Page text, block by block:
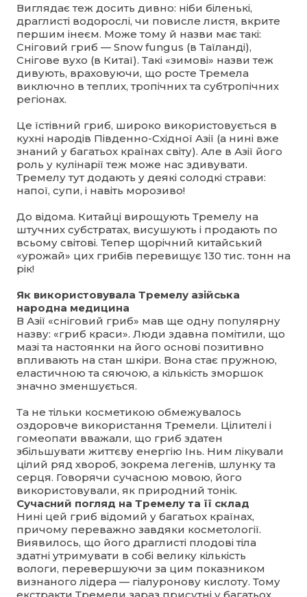
Виглядає теж досить дивно: ніби біленькі,
драглисті водорослі, чи повисле листя, вкрите
першим інеєм. Може тому й назви має такі:
Сніговий гриб — Snow fungus (в Таїланді),
Снігове вухо (в Китаї). Такі «зимові» назви теж
дивують, враховуючи, що росте Тремела
виключно в теплих, тропічних та субтропічних
регіонах.
Це їстівний гриб, широко використовується в
кухні народів Південно-Східної Азії (а нині вже
знаний у багатьох країнах світу). Але в Азії його
роль у кулінарії теж може нас здивувати.
Тремелу тут додають у деякі солодкі страви:
напої, супи, і навіть морозиво!
До відома. Китайці вирощують Тремелу на
штучних субстратах, висушують і продають по
всьому світові. Тепер щорічний китайський
«урожай» цих грибів перевищує 130 тис. тонн на
рік!
Як використовувала Тремелу азійська
народна медицина
В Азії «сніговий гриб» мав ще одну популярну
назву: «гриб краси». Люди здавна помітили, що
мазі та настоянки на його основі позитивно
впливають на стан шкіри. Вона стає пружною,
еластичною та сяючою, а кількість зморшок
значно зменшується.
Та не тільки косметикою обмежувалось
оздоровче використання Тремели. Цілителі і
гомеопати вважали, що гриб здатен
збільшувати життєву енергію Інь. Ним лікували
цілий ряд хвороб, зокрема легенів, шлунку та
серця. Говорячи сучасною мовою, його
використовували, як природний тонік.
Сучасний погляд на Тремелу та її склад
Нині цей гриб відомий у багатьох країнах,
причому переважно завдяки косметології.
Виявилось, що його драглисті плодові тіла
здатні утримувати в собі велику кількість
вологи, перевершуючи за цим показником
визнаного лідера — гіалуронову кислоту. Тому
екстракти Тремели зараз присутні у багатьох